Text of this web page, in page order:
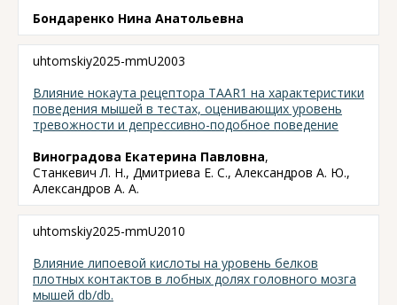
Бондаренко Нина Анатольевна
uhtomskiy2025-mmU2003
Влияние нокаута рецептора TAAR1 на характеристики
поведения мышей в тестах, оценивающих уровень
тревожности и депрессивно-подобное поведение
Виноградова Екатерина Павловна,
Станкевич Л. Н., Дмитриева Е. С., Александров А. Ю.,
Александров А. А.
uhtomskiy2025-mmU2010
Влияние липоевой кислоты на уровень белков
плотных контактов в лобных долях головного мозга
мышей db/db.